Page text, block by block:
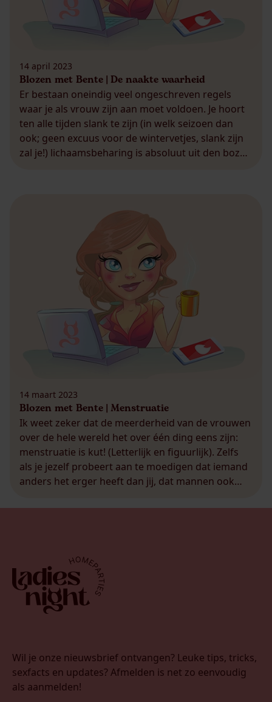
14 april 2023
Blozen met Bente | De naakte waarheid
Er bestaan oneindig veel ongeschreven regels
waar je als vrouw zijn aan moet voldoen. Je hoort
ten alle tijden slank te zijn (in welk seizoen dan
ook; geen excuus voor de wintervetjes, slank zijn
zal je!) lichaamsbeharing is absoluut uit den boze
14 maart 2023
Blozen met Bente | Menstruatie
Ik weet zeker dat de meerderheid van de vrouwen
over de hele wereld het over één ding eens zijn:
menstruatie is kut! (Letterlijk en figuurlijk). Zelfs
als je jezelf probeert aan te moedigen dat iemand
anders het erger heeft dan jij, dat mannen ook
weekje aanblijft. Het […]
Wil je onze nieuwsbrief ontvangen? Leuke tips, tricks,
sexfacts en updates? Afmelden is net zo eenvoudig
als aanmelden!